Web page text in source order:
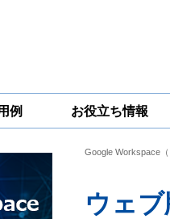
例 お役立ち情報
グループウェア
移行支援
対策サ
Google Workspace（
ウェ